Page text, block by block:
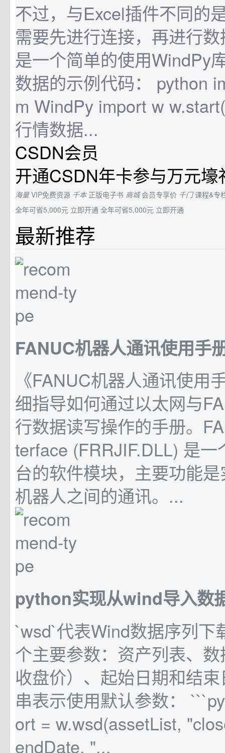
不过，与Excel插件不同的
需要先进行连接，再进行
是一个简单的使用WindPy
数据的示例代码： python
m WindPy import w
行情数据...
CSDN会员
开通CSDN年卡参与万元壕
海量VIP免费资源 千本 正版电子书 商城会员专享价 千门课程&专
全年可省5,000元 立即开通 全年可省5,000元 立即开通
最新推荐
FANUC机器人通讯使用手
《FANUC机器人通讯使用
细指导如何通过以太网与
行数据读写操作的手册。
terface (FRRJIF.DLL) 是一
台的软件模块，主要功能
机器人之间的通讯。...
python实现从wind导入数
`wsd`代表Wind数据序列下
个主要参数：资产列表、
收盘价）、起始日期和结
串表示使用默认参数：
ort = w.wsd(assetList,
endDate, "...